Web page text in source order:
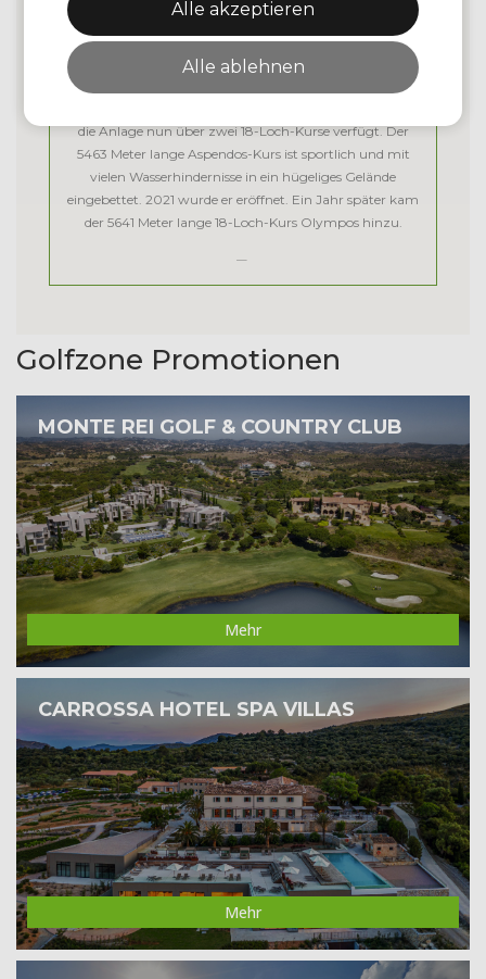
Der ehemalige Titanic Golf Club mit 27 Löchern wurde
in den vergangenen Jahren erweitert und modernisiert.
die Anlage nun über zwei 18-Loch-Kurse verfügt. Der
5463 Meter lange Aspendos-Kurs ist sportlich und mit
vielen Wasserhindernisse in ein hügeliges Gelände
eingebettet. 2021 wurde er eröffnet. Ein Jahr später kam
der 5641 Meter lange 18-Loch-Kurs Olympos hinzu.
Alle akzeptieren
Alle ablehnen
Golfzone Promotionen
MONTE REI GOLF & COUNTRY CLUB
Mehr
CARROSSA HOTEL SPA VILLAS
Mehr